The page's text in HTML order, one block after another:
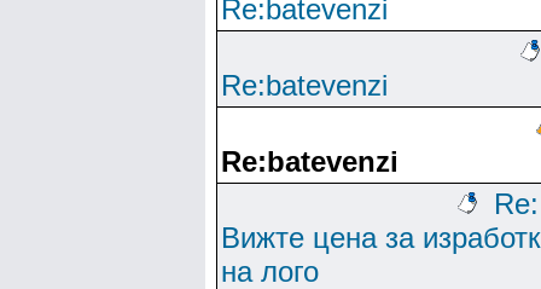
Re:batevenzi
Re:batevenzi
Re:batevenzi
Re:
Вижте цена за
на лого